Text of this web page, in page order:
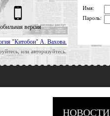
"Китобои" А. Вахова.
или авторизуйтесь.
версия
Имя:
Пароль:
НОВОСТИ